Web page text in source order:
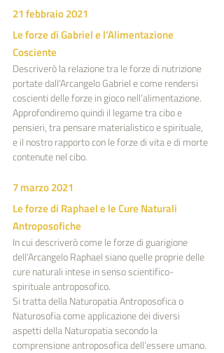
21 febbraio 2021
Le forze di Gabriel e l’Alimentazione
Cosciente
Descriverò la relazione tra le forze di nutrizione
portate dall’Arcangelo Gabriel e come rendersi
coscienti delle forze in gioco nell’alimentazione.
Approfondiremo quindi il legame tra cibo e
pensieri, tra pensare materialistico e spirituale,
e il nostro rapporto con le forze di vita e di morte
contenute nel cibo.
7 marzo 2021
Le forze di Raphael e le Cure Naturali
Antroposofiche
In cui descriverò come le forze di guarigione
dell’Arcangelo Raphael siano quelle proprie delle
cure naturali intese in senso scientifico-
spirituale antroposofico.
Si tratta della Naturopatia Antroposofica o
Naturosofia come applicazione dei diversi
aspetti della Naturopatia secondo la
comprensione antroposofica dell’essere umano.